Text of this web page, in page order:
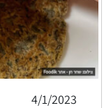
4/1/2023